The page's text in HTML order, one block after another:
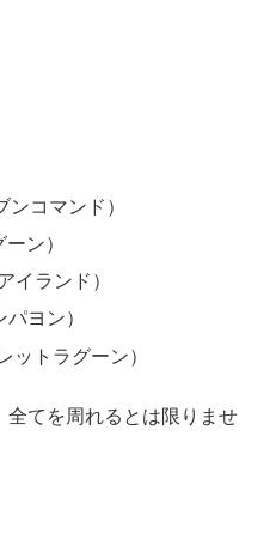
コマンド）
ン）
イランド）
ヨン）
ットラグーン）
てを周れるとは限りませ